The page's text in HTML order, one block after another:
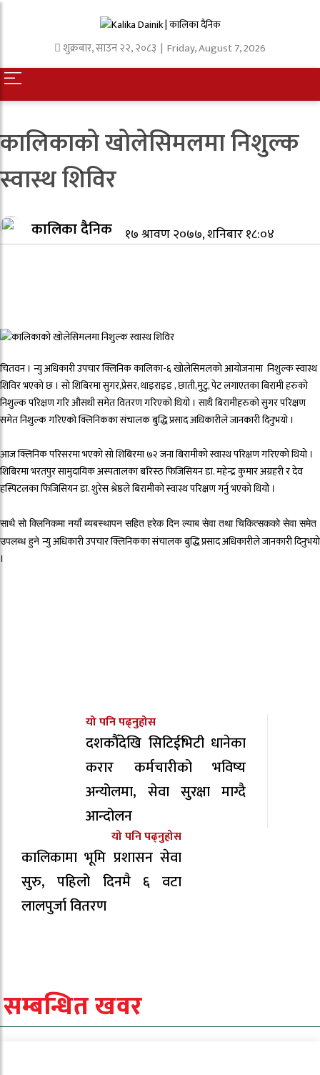
शुक्रबार,साउन२२,२०८३ | Friday, August 7, 2026
कालिकाको खोलेसिमलमा निशुल्क
स्वास्थ शिविर
कालिका दैनिक १७ श्रावण २०७७, शनिबार १८:०४
चितवन । न्यु अधिकारी उपचार क्लिनिक कालिका-६ खोलेसिमलको आयोजनामा निशुल्क स्वास्थ
शिविर भएको छ । सो शिबिरमा सुगर,प्रेसर, थाइराइड , छाती,मुटु, पेट लगाएतका बिरामी हरुको
निशुल्क परिक्षण गरि औसधी समेत वितरण गरिएको थियो । साथै बिरामीहरुको सुगर परिक्षण
समेत निशुल्क गरिएको क्लिनिकका संचालक बुद्धि प्रसाद अधिकारीले जानकारी दिनुभयो ।
आज क्लिनिक परिसरमा भएको सो शिबिरमा ७२ जना बिरामीको स्वास्थ परिक्षण गरिएको थियो ।
शिबिरमा भरतपुर सामुदायिक अस्पतालका बरिस्ठ फिजिसियन डा. महेन्द्र कुमार अग्रहरी र देव
हस्पिटलका फिजिसियन डा. शुरेस श्रेष्ठले बिरामीको स्वास्थ परिक्षण गर्नु भएको थियोे ।
साथै सो क्लिनिकमा नयाँ ब्यबस्थापन सहित हरेक दिन ल्याब सेवा तथा चिकित्सकको सेवा समेत
उपलब्ध हुने न्यु अधिकारी उपचार क्लिनिकका संचालक बुद्धि प्रसाद अधिकारीले जानकारी दिनुभयो
।
यो पनि पढ्नुहोस
दशकौँदेखि सिटिईभिटी धानेका
करार कर्मचारीको भविष्य
अन्योलमा, सेवा सुरक्षा माग्दै
आन्दोलन
यो पनि पढ्नुहोस
कालिकामा भूमि प्रशासन सेवा
सुरु, पहिलो दिनमै ६ वटा
लालपुर्जा वितरण
सम्बन्धित खवर